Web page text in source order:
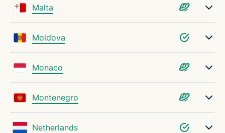
Malta
Moldova
Monaco
Montenegro
Netherlands